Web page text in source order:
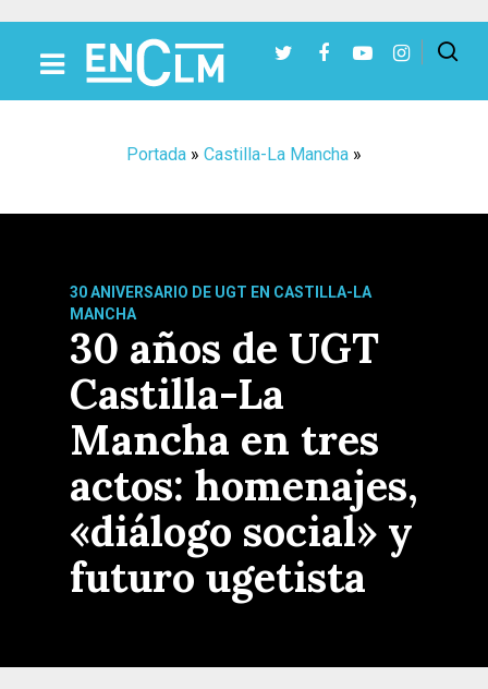
Portada » Castilla-La Mancha »
30 ANIVERSARIO DE UGT EN CASTILLA-LA
MANCHA
30 años de UGT
Castilla-La
Mancha en tres
actos: homenajes,
«diálogo social» y
futuro ugetista